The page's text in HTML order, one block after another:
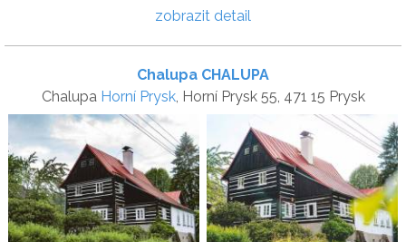
zobrazit detail
Chalupa CHALUPA
Chalupa Horní Prysk, Horní Prysk 55, 471 15 Prysk